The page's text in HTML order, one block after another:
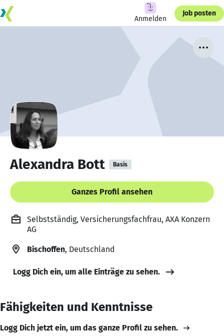
Anmelden
Job posten
Alexandra Bott Basis
Ganzes Profil ansehen
Selbstständig, Versicherungsfachfrau, AXA Konzern
AG
Bischoffen, Deutschland
Logg Dich ein, um alle Einträge zu sehen.
Fähigkeiten und Kenntnisse
Logg Dich jetzt ein, um das ganze Profil zu sehen.